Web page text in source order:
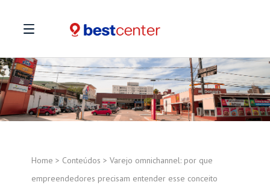
Home > Conteúdos >Varejo omnichannel: por que
empreendedores precisam entender esse conceito